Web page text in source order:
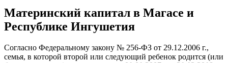
Материнский капитал в Магасе и
Республике Ингушетия
Согласно Федеральному закону № 256-ФЗ от 29.12.2006 г.,
семья, в которой второй или следующий ребенок родится (или